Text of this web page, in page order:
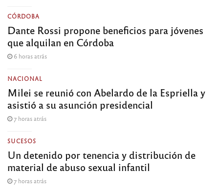
CÓRDOBA
Dante Rossi propone beneficios para jóvenes
que alquilan en Córdoba
6 horas atrás
NACIONAL
Milei se reunió con Abelardo de la Espriella y
asistió a su asunción presidencial
7 horas atrás
SUCESOS
Un detenido por tenencia y distribución de
material de abuso sexual infantil
7 horas atrás